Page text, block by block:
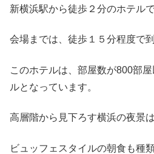
新横浜駅から徒歩２分のホテルで
会場までは、徒歩１５分程度で到
このホテルは、部屋数が800部
ルとなっています。
高層階から見下ろす横浜の夜景は
ビュッフェスタイルの朝食も種